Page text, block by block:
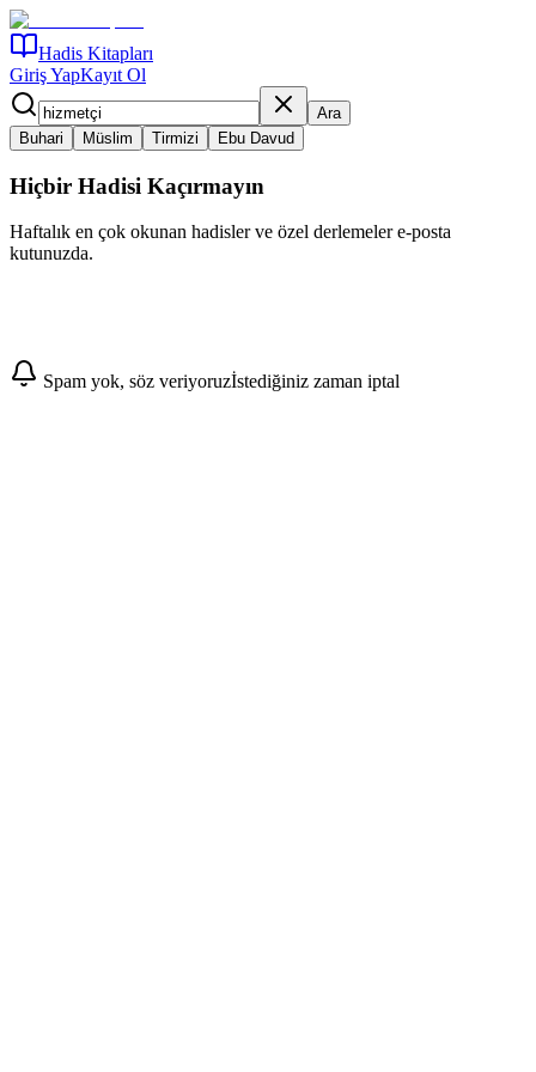
Hadis Kitapları
Giriş YapKayıt Ol
Ara
Buhari
Müslim Tirmizi Ebu Davud
Hiçbir Hadisi Kaçırmayın
Haftalık en çok okunan hadisler ve özel derlemeler e-posta
kutunuzda.
Abone Ol
Spam yok, söz veriyoruzİstediğiniz zaman iptal